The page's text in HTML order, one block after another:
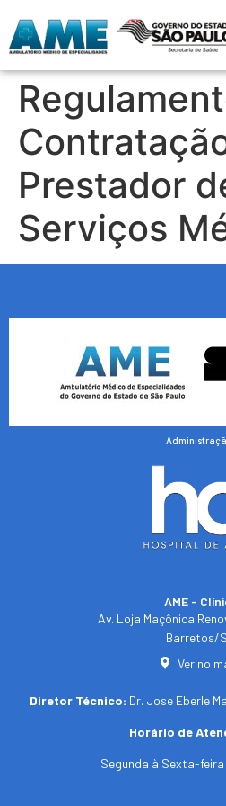
Prestador
Serviços
AME -
Av. Loja Maçônica
Barretos/
Ver no
Diretor Técnico: Dr. Jose Eberle
Horário de
Segunda à Sexta-feira